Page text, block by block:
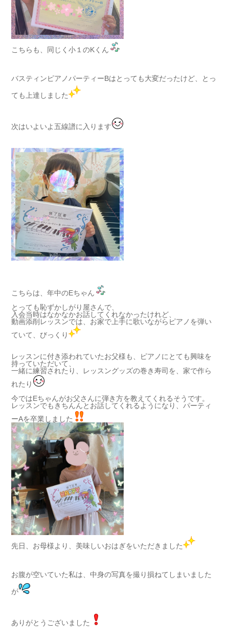
こちらも、同じく小１のKくん
バスティンピアノパーティーBはとっても大変だったけど、とっ
ても上達しました
次はいよいよ五線譜に入ります
こちらは、年中のEちゃん
とっても恥ずかしがり屋さんで、
入会当時はなかなかお話してくれなかったけれど、
動画添削レッスンでは、お家で上手に歌いながらピアノを弾い
ていて、びっくり
レッスンに付き添われていたお父様も、ピアノにとても興味を
持っていただいて、
一緒に練習されたり、レッスングッズの巻き寿司を、家で作ら
れたり
今ではEちゃんがお父さんに弾き方を教えてくれるそうです。
レッスンでもきちんんとお話してくれるようになり、パーティ
ーAを卒業しました
先日、お母様より、美味しいおはぎをいただきました
お腹が空いていた私は、中身の写真を撮り損ねてしまいました
が
ありがとうございました